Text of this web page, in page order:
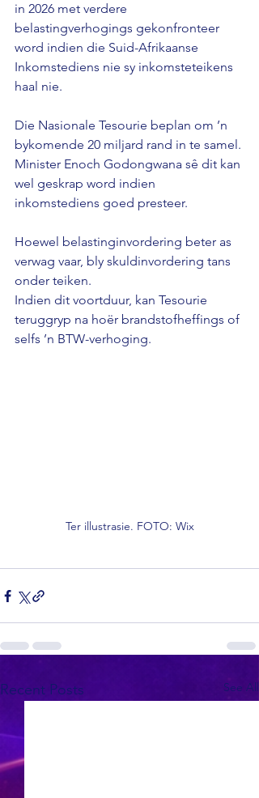
in 2026 met verdere
belastingverhogings gekonfronteer
word indien die Suid-Afrikaanse
Inkomstediens nie sy inkomsteteikens
haal nie.
Die Nasionale Tesourie beplan om ’n
bykomende 20 miljard rand in te samel.
Minister Enoch Godongwana sê dit kan
wel geskrap word indien
inkomstediens goed presteer.
Hoewel belastinginvordering beter as
verwag vaar, bly skuldinvordering tans
onder teiken.
Indien dit voortduur, kan Tesourie
teruggryp na hoër brandstofheffings of
selfs ’n BTW-verhoging.
Ter illustrasie. FOTO: Wix
Recent Posts See All